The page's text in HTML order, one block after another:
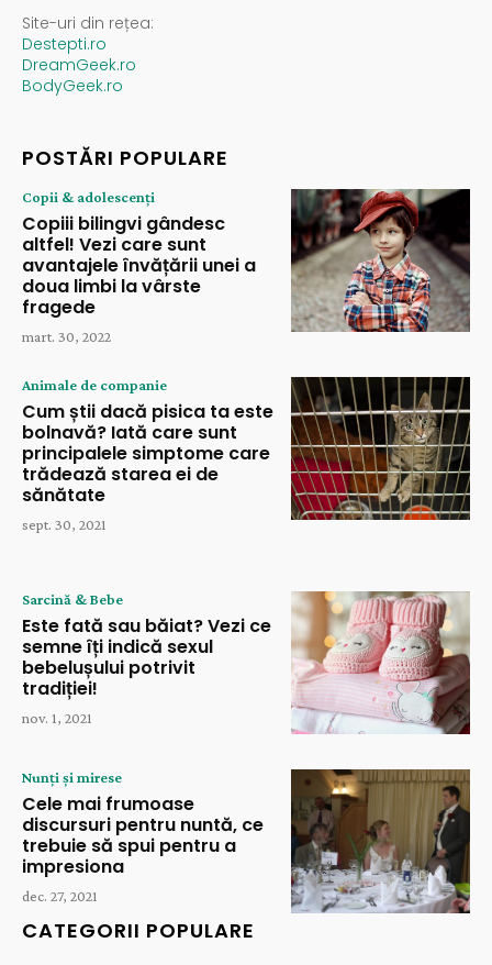
Site-uri din rețea:
Destepti.ro
DreamGeek.ro
BodyGeek.ro
POSTĂRI POPULARE
Copii & adolescenți
Copiii bilingvi gândesc
altfel! Vezi care sunt
avantajele învățării unei a
doua limbi la vârste
fragede
mart. 30, 2022
Animale de companie
Cum știi dacă pisica ta este
bolnavă? Iată care sunt
principalele simptome care
trădează starea ei de
sănătate
sept. 30, 2021
Sarcină & Bebe
Este fată sau băiat? Vezi ce
semne îți indică sexul
bebelușului potrivit
tradiției!
nov. 1, 2021
Nunți și mirese
Cele mai frumoase
discursuri pentru nuntă, ce
trebuie să spui pentru a
impresiona
dec. 27, 2021
CATEGORII POPULARE